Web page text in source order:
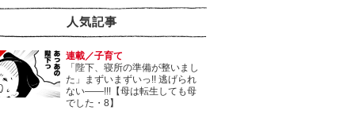
人気記事
連載／子育て
「陛下、寝所の準備が整いまし
た」まずいまずいっ!! 逃げられ
ない――!!!【母は転生しても母
でした・8】